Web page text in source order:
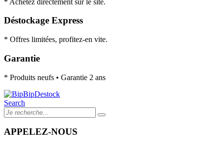
Déstockage Express
* Offres limitées, profitez-en vite.
Garantie
* Produits neufs • Garantie 2 ans
Search
APPELEZ-NOUS